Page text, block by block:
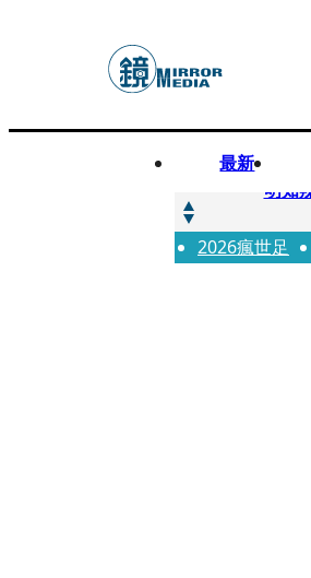
最新
快訊
明知
快訊
「無
2026瘋世足